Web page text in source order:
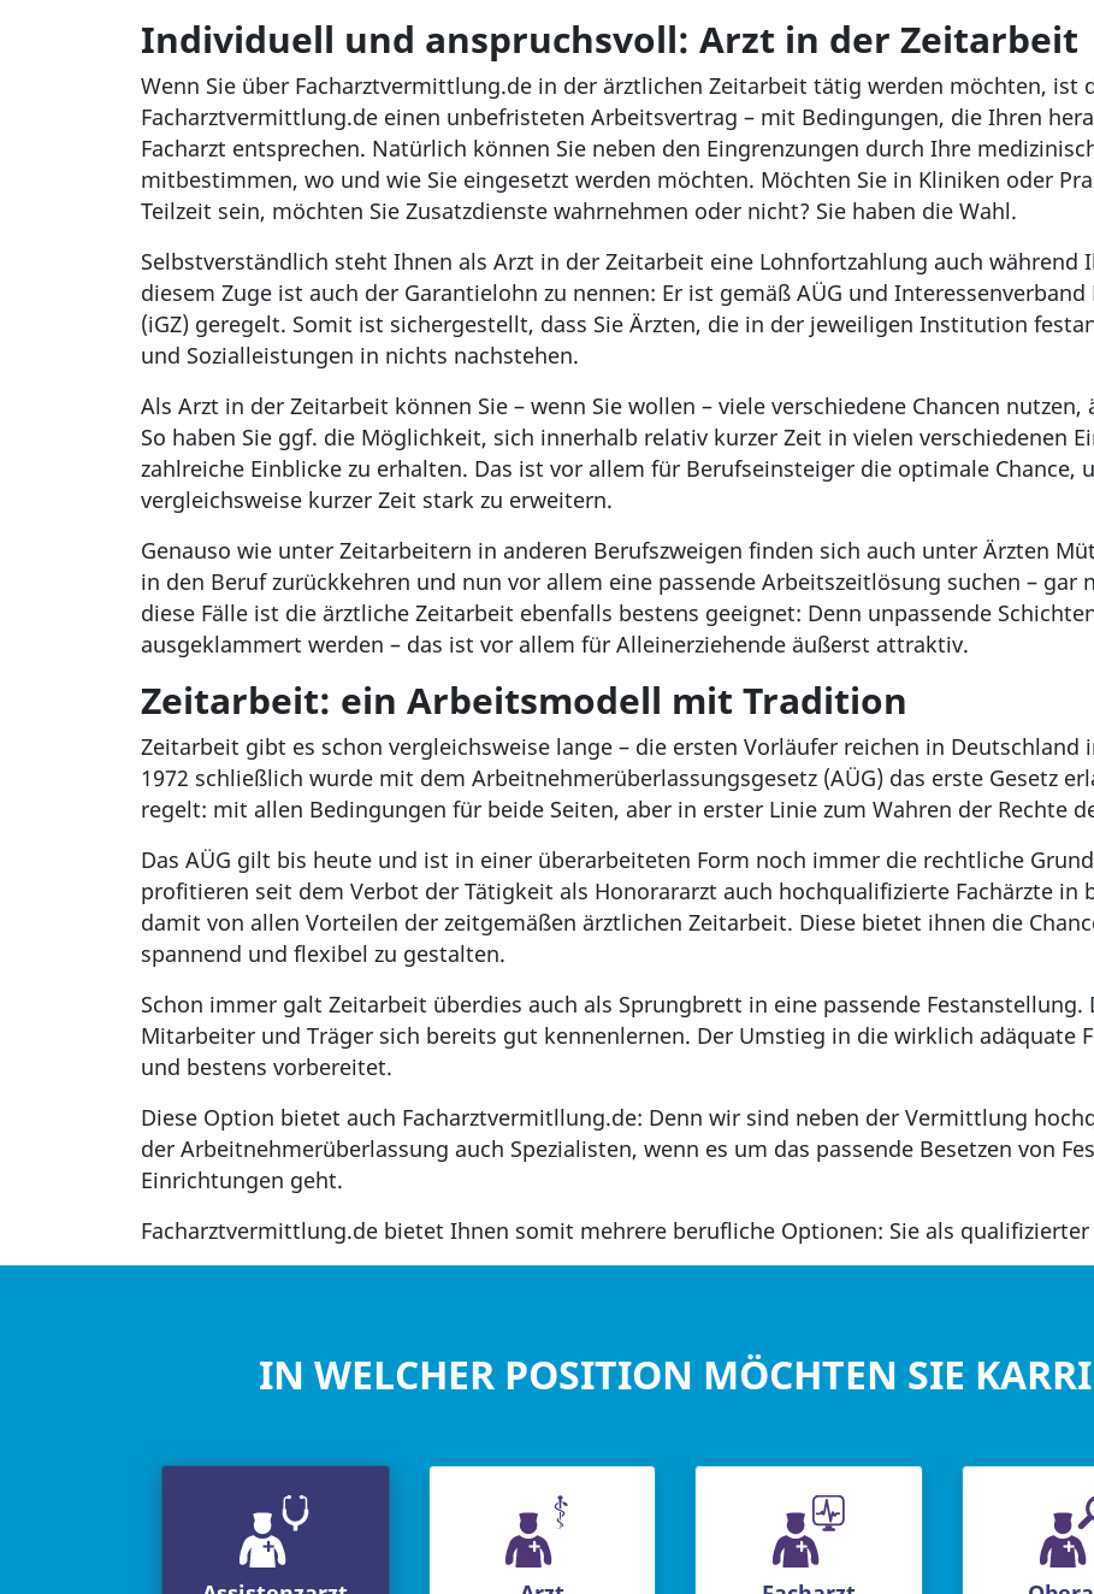
Individuell und anspruchsvoll: Arzt in der Zeitarbeit
Wenn Sie über Facharztvermittlung.de in der ärztlichen Zeitarbeit tätig werden möchten, ist
Facharztvermittlung.de einen unbefristeten Arbeitsvertrag – mit Bedingungen, die Ihren
Facharzt entsprechen. Natürlich können Sie neben den Eingrenzungen durch Ihre
mitbestimmen, wo und wie Sie eingesetzt werden möchten. Möchten Sie in Kliniken oder
Teilzeit sein, möchten Sie Zusatzdienste wahrnehmen oder nicht? Sie haben die Wahl.
Selbstverständlich steht Ihnen als Arzt in der Zeitarbeit eine Lohnfortzahlung auch während
diesem Zuge ist auch der Garantielohn zu nennen: Er ist gemäß AÜG und
(iGZ) geregelt. Somit ist sichergestellt, dass Sie Ärzten, die in der jeweiligen Institution
und Sozialleistungen in nichts nachstehen.
Als Arzt in der Zeitarbeit können Sie – wenn Sie wollen – viele verschiedene Chancen
So haben Sie ggf. die Möglichkeit, sich innerhalb relativ kurzer Zeit in vielen verschiedenen
zahlreiche Einblicke zu erhalten. Das ist vor allem für Berufseinsteiger die optimale Chance,
vergleichsweise kurzer Zeit stark zu erweitern.
Genauso wie unter Zeitarbeitern in anderen Berufszweigen finden sich auch unter Ärzten
in den Beruf zurückkehren und nun vor allem eine passende Arbeitszeitlösung suchen – gar
diese Fälle ist die ärztliche Zeitarbeit ebenfalls bestens geeignet: Denn unpassende
ausgeklammert werden – das ist vor allem für Alleinerziehende äußerst attraktiv.
Zeitarbeit: ein Arbeitsmodell mit Tradition
Zeitarbeit gibt es schon vergleichsweise lange – die ersten Vorläufer reichen in Deutschland
1972 schließlich wurde mit dem Arbeitnehmerüberlassungsgesetz (AÜG) das erste Gesetz
regelt: mit allen Bedingungen für beide Seiten, aber in erster Linie zum Wahren der Rechte
Das AÜG gilt bis heute und ist in einer überarbeiteten Form noch immer die rechtliche
profitieren seit dem Verbot der Tätigkeit als Honorararzt auch hochqualifizierte Fachärzte in
damit von allen Vorteilen der zeitgemäßen ärztlichen Zeitarbeit. Diese bietet ihnen die
spannend und flexibel zu gestalten.
Schon immer galt Zeitarbeit überdies auch als Sprungbrett in eine passende
Mitarbeiter und Träger sich bereits gut kennenlernen. Der Umstieg in die wirklich adäquate
und bestens vorbereitet.
Diese Option bietet auch Facharztvermitllung.de: Denn wir sind neben der Vermittlung
der Arbeitnehmerüberlassung auch Spezialisten, wenn es um das passende Besetzen von
Einrichtungen geht.
Facharztvermittlung.de bietet Ihnen somit mehrere berufliche Optionen: Sie als qualifizierter
IN WELCHER POSITION MÖCHTEN SIE